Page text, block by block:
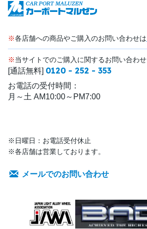
※各店舗への商品やご購入のお問い合わせは
※当サイトでのご購入に関するお問い合わせ
[通話無料] 0120 - 252 - 353
お電話の受付時間：
月～土 AM10:00～PM7:00
※日曜日：お電話受付休止
※各店舗は営業しております。
メールでのお問い合わせ